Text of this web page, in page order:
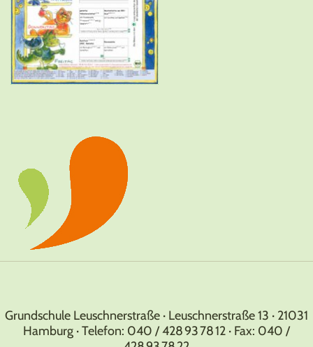
Grundschule Leuschnerstraße · Leuschnerstraße 13 · 21031
Hamburg · Telefon: 040 / 428 93 78 12 · Fax: 040 /